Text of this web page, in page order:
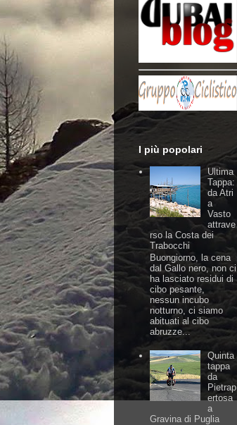
I più popolari
Ultima
Tappa:
da Atri
a
Vasto
attrave
rso la Costa dei
Trabocchi
Buongiorno, la cena
dal Gallo nero, non ci
ha lasciato residui di
cibo pesante,
nessun incubo
notturno, ci siamo
abituati al cibo
abruzze...
Quinta
tappa
da
Pietrap
ertosa
a
Gravina di Puglia